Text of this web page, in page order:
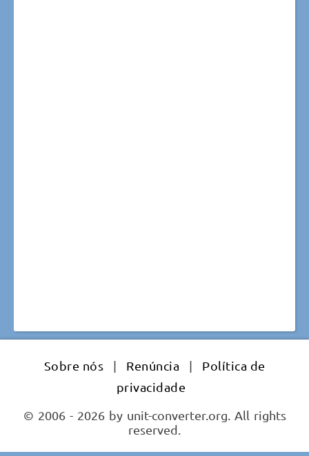
Sobre nós | Renúncia |
Política de
privacidade
© 2006 - 2026 by unit-converter.org. All rights
reserved.